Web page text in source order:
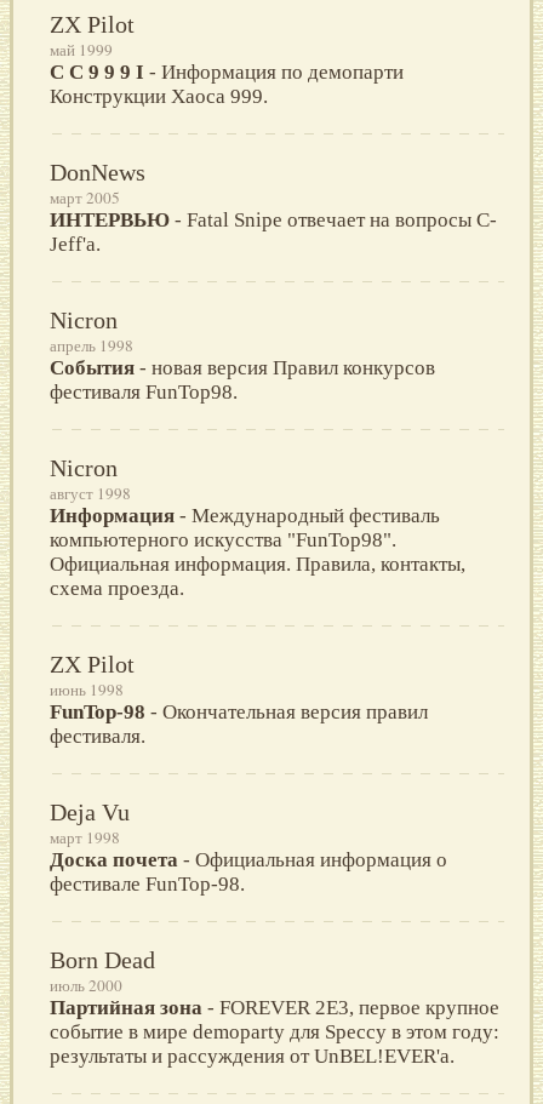
ZX Pilot
май 1999
C C 9 9 9 I - Информация по демопарти
Конструкции Хаоса 999.
DonNews
март 2005
ИНТЕРВЬЮ - Fatal Snipe отвечает на вопросы C-
Jeff'а.
Nicron
апрель 1998
События - новая версия Правил конкурсов
фестиваля FunTop98.
Nicron
август 1998
Информация - Международный фестиваль
компьютерного искусства "FunTop98".
Официальная информация. Правила, контакты,
схема проезда.
ZX Pilot
июнь 1998
FunTop-98 - Окончательная версия правил
фестиваля.
Deja Vu
март 1998
Доска почета - Официальная информация о
фестивале FunTop-98.
Born Dead
июль 2000
Партийная зона - FOREVER 2E3, первое крупное
событие в мире demoparty для Speccy в этом году:
результаты и рассуждения от UnBEL!EVER'a.